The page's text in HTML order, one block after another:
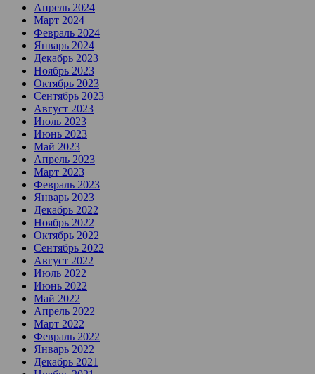
Апрель 2024
Март 2024
Февраль 2024
Январь 2024
Декабрь 2023
Ноябрь 2023
Октябрь 2023
Сентябрь 2023
Август 2023
Июль 2023
Июнь 2023
Май 2023
Апрель 2023
Март 2023
Февраль 2023
Январь 2023
Декабрь 2022
Ноябрь 2022
Октябрь 2022
Сентябрь 2022
Август 2022
Июль 2022
Июнь 2022
Май 2022
Апрель 2022
Март 2022
Февраль 2022
Январь 2022
Декабрь 2021